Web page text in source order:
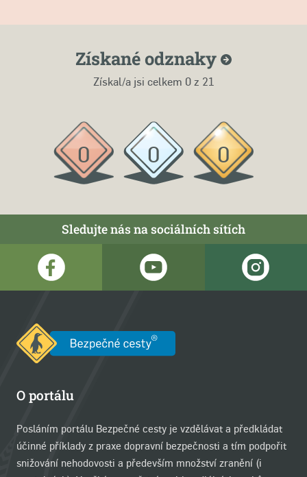
Získané odznaky
Získal/a jsi celkem 0z 21
0 0 0
Sledujte nás na sociálních sítích
O portálu
Posláním portálu Bezpečné cesty je vzdělávat a předkládat
účinné příklady z praxe dopravní bezpečnosti a tím podpořit
snižování nehodovosti a především množství zranění (i